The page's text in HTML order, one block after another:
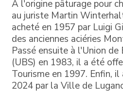
À l'origine pâturage pour
au juriste Martin
acheté en 1957 par Luigi
des anciennes aciéries
Passé ensuite à l'Union de
(UBS) en 1983, il a été
Tourisme en 1997. Enfin, il
2024 par la Ville de